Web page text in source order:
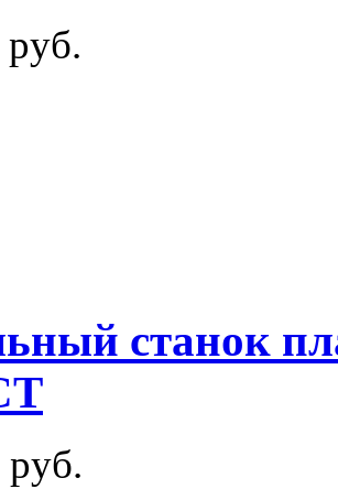
станок